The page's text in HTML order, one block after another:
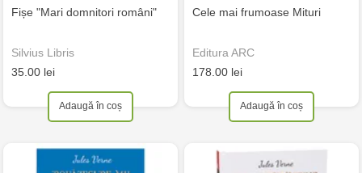
Fișe "Mari domnitori români"
Silvius Libris
35.00 lei
Adaugă în coș
Cele mai frumoase Mituri
Editura ARC
178.00 lei
Adaugă în coș